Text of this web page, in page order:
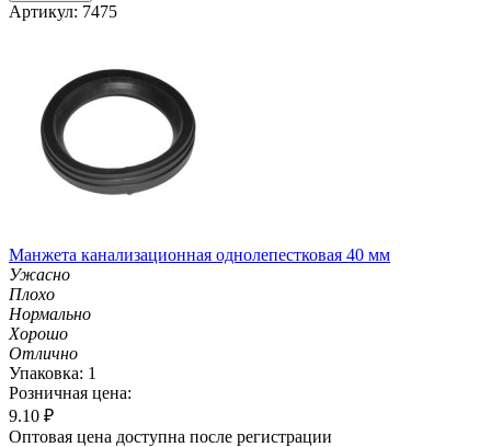
Артикул: 7475
Манжета канализационная однолепестковая 40 мм
Ужасно
Плохо
Нормально
Хорошо
Отлично
Упаковка: 1
Розничная цена:
9.10 ₽
Оптовая цена доступна после регистрации